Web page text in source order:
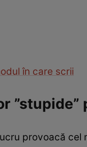
în care scrii
”stupide”
provoacă